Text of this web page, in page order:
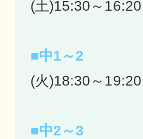
(土)15:30～16:20
■中1～2
(火)18:30～19:20
■中2～3